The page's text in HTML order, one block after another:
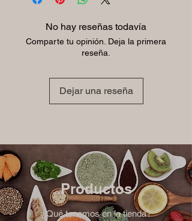
ni se aceptan cambios después de 30
0229-97 de fecha decretada 🧾⭐️
No hay reseñas todavía
Comparte tu opinión. Deja la primera
reseña.
Dejar una reseña
Productos
¿Qué tenemos en la tienda?